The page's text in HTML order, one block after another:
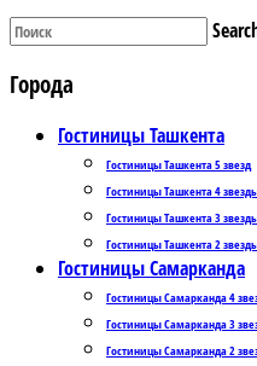
Города
Гостиницы Ташкента
Гостиницы Ташкента 5 звезд
Гостиницы Ташкента 4
Гостиницы Ташкента 3
Гостиницы Ташкента 2
Гостиницы Самарканда
Гостиницы Самарканда 4
Гостиницы Самарканда 3
Гостиницы Самарканда 2